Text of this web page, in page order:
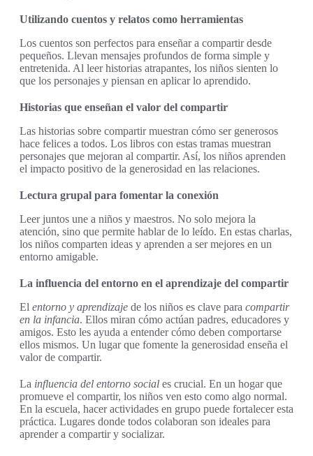
Utilizando cuentos y relatos como herramientas
Los cuentos son perfectos para enseñar a compartir desde
pequeños. Llevan mensajes profundos de forma simple y
entretenida. Al leer historias atrapantes, los niños sienten lo
que los personajes y piensan en aplicar lo aprendido.
Historias que enseñan el valor del compartir
Las historias sobre compartir muestran cómo ser generosos
hace felices a todos. Los libros con estas tramas muestran
personajes que mejoran al compartir. Así, los niños aprenden
el impacto positivo de la generosidad en las relaciones.
Lectura grupal para fomentar la conexión
Leer juntos une a niños y maestros. No solo mejora la
atención, sino que permite hablar de lo leído. En estas charlas,
los niños comparten ideas y aprenden a ser mejores en un
entorno amigable.
La influencia del entorno en el aprendizaje del compartir
El entorno y aprendizaje de los niños es clave para compartir
en la infancia. Ellos miran cómo actúan padres, educadores y
amigos. Esto les ayuda a entender cómo deben comportarse
ellos mismos. Un lugar que fomente la generosidad enseña el
valor de compartir.
La influencia del entorno social es crucial. En un hogar que
promueve el compartir, los niños ven esto como algo normal.
En la escuela, hacer actividades en grupo puede fortalecer esta
práctica. Lugares donde todos colaboran son ideales para
aprender a compartir y socializar.